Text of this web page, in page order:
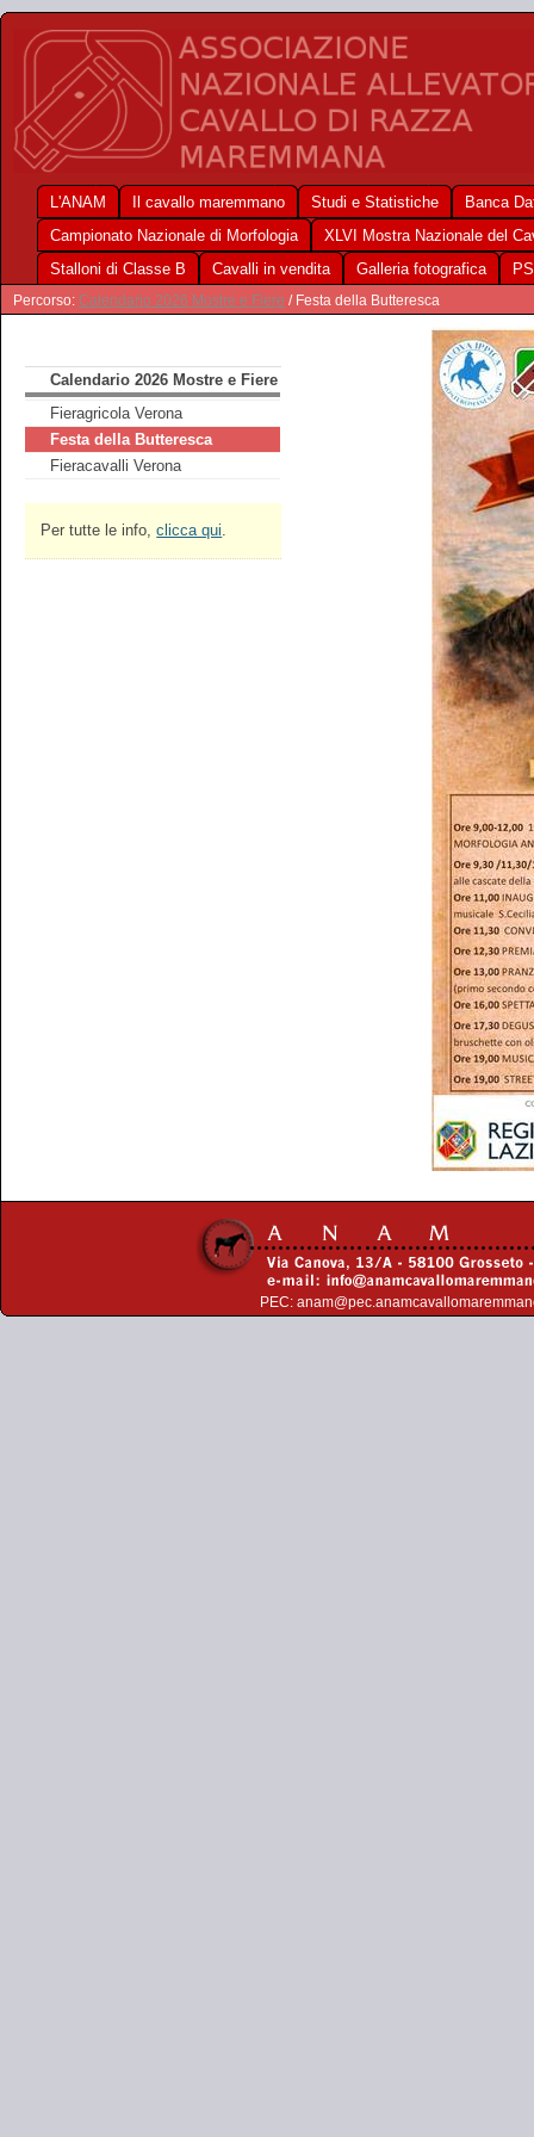
L'ANAM Il cavallo maremmano Studi e Statistiche
Banca
Campionato Nazionale di Morfologia
XLVI Mostra Nazionale del
Stalloni di Classe B
Cavalli in vendita Galleria fotografica
Percorso: Calendario 2026 Mostre e Fiere / Festa della Butteresca
Calendario 2026 Mostre e Fiere
Fieragricola Verona
Festa della Butteresca
Fieracavalli Verona
Per tutte le info,clicca qui.
PEC: